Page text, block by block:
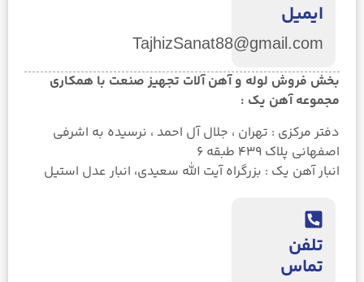
ایمیل
TajhizSanat88@gmail.com
بخش فروش لوله و آهن آلات تجهیز صنعت با همکاری
مجموعه آهن یک :
دفتر مرکزی : تهران ، جلال آل احمد ، نرسیده به اشرفی
اصفهانی پلاک ۴۳۹ طبقه ۶
انبار آهن یک : بزرگراه آیت الله سعیدی، انبار عدل استیل
تلفن
تماس